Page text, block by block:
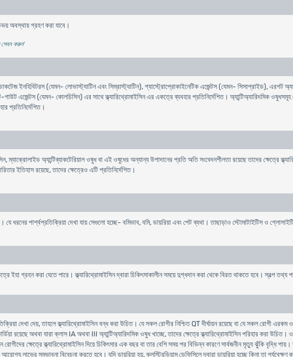
অবস্থায় গ্রহণ করা যাবে।
সেবন করুন'
ইনহিবিটরস (যেমন- লোভাস্ট্যাটিন এবং সিম্রাস্ট্যাটিন), গ্যাস্ট্রোপ্রোকাইনেটিক এজেন্টস (যেমন- সিসাপ্রাইড), এরগট
গাউট এজেন্টস (যেমন- কোলচিসিন) এর সাথে ক্ল্যারিথ্রোমাইসিন এর একত্রে ব্যবহার প্রতিনির্দেশিত। অ্যান্টিঅ্যারিদমিক
প্রতিনির্দেশিত।
ম্যাক্রোলাইড অ্যান্টিব্যাকটেরিয়াল ওষুধ বা এই ওষুধের অন্যান্য উপাদানের প্রতি অতি সংবেদনশীলতা রয়েছে তাদের ক্ষেত্রে
ইতিহাস রয়েছে, তাদের ক্ষেত্রেও এটি প্রতিনির্দেশিত।
যে ধরনের পার্শ্বপ্রতিক্রিয়া দেখা যায় সেগুলাে হচ্ছে- বমিভাব, বমি, ডায়রিয়া এবং পেট ব্যথা। তাছাড়াও স্টোমাটাইটিস ও
ইহা গ্রহন করা যেতে পারে। ক্ল্যারিথ্রোমাইসিন দ্বারা চিকিৎসাকালীন সময়ে দুগ্ধদান করা থেকে বিরত থাকতে হবে। স্বল্প তথ্য
দেখা দেয়, তাহলে ক্ল্যারিথ্রোমাইসিন বন্ধ করা উচিত। যে সকল রোগীর নিশ্চিত QT দীর্ঘায়ন রয়েছে বা যে সকল রোগী এরকম
রয়েছে অথবা যারা ক্লাস IA অথবা III অ্যান্টিঅ্যারিদমিক ওষুধ খাচ্ছে, তাদের ক্ষেত্রে ক্ল্যারিথ্রোমাইসিন পরিহার করা
ক্ষেত্রে ক্ল্যারিথ্রোমাইসিন দিয়ে চিকিৎসার এক বছর বা তার বেশি সময় পর বিভিন্ন কারণে সার্বজনীন মৃত্যু ঝুঁকি বৃদ্ধি
লাভের সম্ভাবনা বিবেচনা করতে হবে। যদি ডায়রিয়া হয়, ক্লস্ট্রিডিয়াম ডেফিসিলে দ্বারা ডায়রিয়া হচ্ছে কিনা তা